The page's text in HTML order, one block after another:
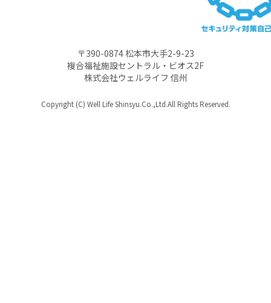
〒390-0874 松本市大手2-9-23
複合福祉施設セントラル・ビオス2F
株式会社ウェルライフ 信州
Copyright (C) Well Life Shinsyu.Co.,Ltd.All Rights Reserved.